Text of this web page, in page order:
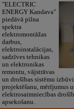
"ELECTRIC
ENERGY Kandava"
piedāvā pilna
spektra
elektromontāžas
darbus,
elektroinstalācijas,
sadzīves tehnikas
un elektronikas
remontu, vājstrāvas
un drošības sistēmu
projektēšanu, mērījumus
elektrosaimniecības
apsekošanu.